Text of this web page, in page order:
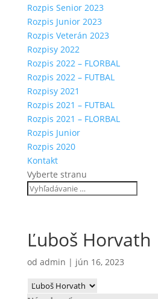
Rozpis Senior 2023
Rozpis Junior 2023
Rozpis Veterán 2023
Rozpisy 2022
Rozpis 2022 – FLORBAL
Rozpis 2022 – FUTBAL
Rozpisy 2021
Rozpis 2021 – FUTBAL
Rozpis 2021 – FLORBAL
Rozpis Junior
Rozpis 2020
Kontakt
Vyberte stranu
Ľuboš Horvath
od admin | jún 16, 2023